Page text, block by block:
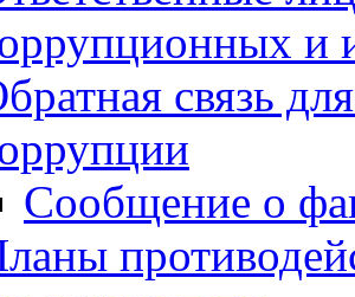
и
связь
Сообщение о